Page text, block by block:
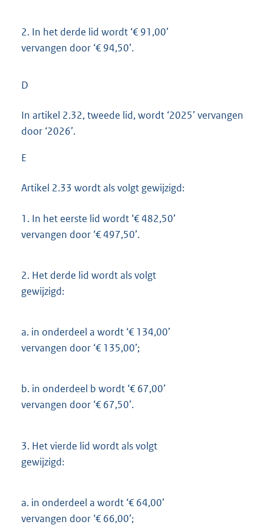
2. In het derde lid wordt ‘€ 91,00’
vervangen door ‘€ 94,50’.
D
In artikel 2.32, tweede lid, wordt ‘2025’ vervangen
door ‘2026’.
E
Artikel 2.33 wordt als volgt gewijzigd:
1. In het eerste lid wordt ‘€ 482,50’
vervangen door ‘€ 497,50’.
2. Het derde lid wordt als volgt
gewijzigd:
a. in onderdeel a wordt ‘€ 134,00’
vervangen door ‘€ 135,00’;
b. in onderdeel b wordt ‘€ 67,00’
vervangen door ‘€ 67,50’.
3. Het vierde lid wordt als volgt
gewijzigd:
a. in onderdeel a wordt ‘€ 64,00’
vervangen door ‘€ 66,00’;